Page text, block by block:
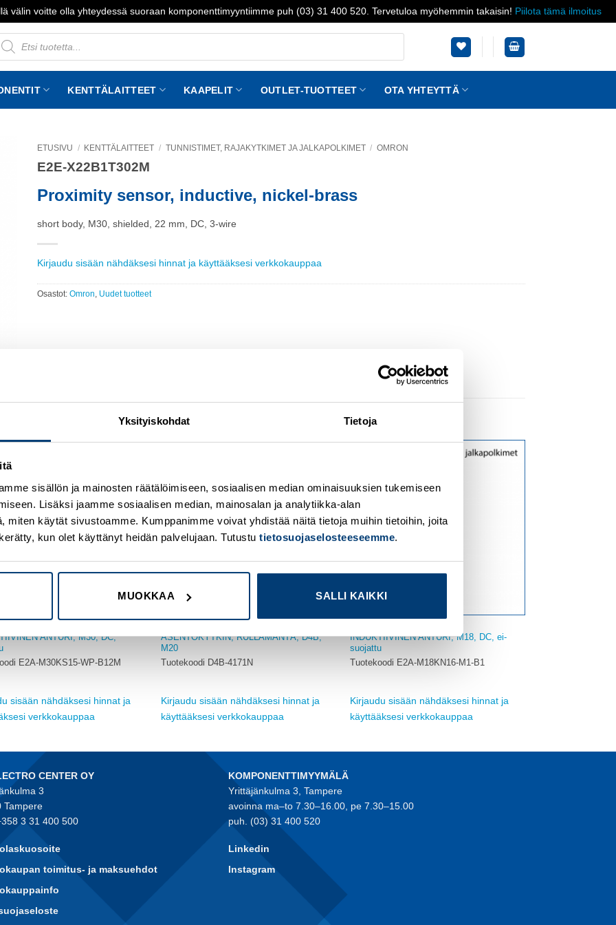
Yksityiskohdat Tietoja
sisällön ja mainosten räätälöimiseen, sosiaalisen median ominaisuuksien tukemiseen
Lisäksi jaamme sosiaalisen median, mainosalan ja analytiikka-alan
miten käytät sivustoamme. Kumppanimme voivat yhdistää näitä tietoja muihin tietoihin, joita
kun olet käyttänyt heidän palvelujaan. Tutustu tietosuojaselosteeseemme.
MUOKKAA SALLI KAIKKI
välin voitte olla yhteydessä suoraan komponenttimyyntiimme puh (03) 31 400 520. Tervetuloa myöhemmin takaisin! Piilota tämä ilmoitus
KENTTÄLAITTEET KAAPELIT OUTLET-TUOTTEET OTA YHTEYTTÄ
ETUSIVU / KENTTÄLAITTEET / TUNNISTIMET, RAJAKYTKIMET JA JALKAPOLKIMET / OMRON
E2E-X22B1T302M
Proximity sensor, inductive, nickel-brass
short body, M30, shielded, 22 mm, DC, 3-wire
Kirjaudu sisään nähdäksesi hinnat ja käyttääksesi verkkokauppaa
Osastot: Omron Uudet tuotteet
wishlist
ANTURI, M30, DC,
E2A-M30KS15-WP-B12M
sisään nähdäksesi hinnat ja
verkkokauppaa
wishlist
ASENTOKYTKIN, RULLAMÄNTÄ, D4B,
M20
Tuotekoodi D4B-4171N
Kirjaudu sisään nähdäksesi hinnat ja
käyttääksesi verkkokauppaa
INDUKTIIVINEN ANTURI, M18, DC, ei-
suojattu
Tuotekoodi E2A-M18KN16-M1-B1
Kirjaudu sisään nähdäksesi hinnat ja
käyttääksesi verkkokauppaa
CENTER OY
3
Tampere
3 31 400 500
toimitus- ja maksuehdot
KOMPONENTTIMYYMÄLÄ
Yrittäjänkulma 3, Tampere
avoinna ma–to 7.30–16.00, pe 7.30–15.00
puh. (03) 31 400 520
Linkedin
Instagram